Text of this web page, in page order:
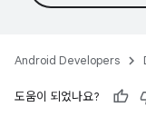
Android Developers
도움이 되었나요?